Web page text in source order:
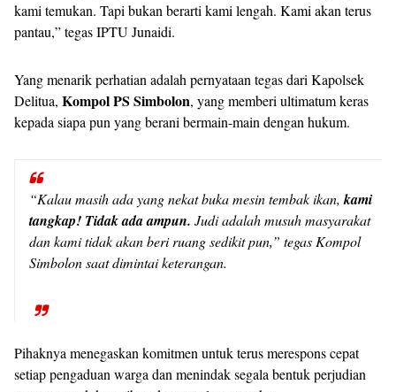
kami temukan. Tapi bukan berarti kami lengah. Kami akan terus
pantau,” tegas IPTU Junaidi.
Yang menarik perhatian adalah pernyataan tegas dari Kapolsek
Delitua, Kompol PS Simbolon, yang memberi ultimatum keras
kepada siapa pun yang berani bermain-main dengan hukum.
“Kalau masih ada yang nekat buka mesin tembak ikan, kami
tangkap! Tidak ada ampun. Judi adalah musuh masyarakat
dan kami tidak akan beri ruang sedikit pun,” tegas Kompol
Simbolon saat dimintai keterangan.
Pihaknya menegaskan komitmen untuk terus merespons cepat
setiap pengaduan warga dan menindak segala bentuk perjudian